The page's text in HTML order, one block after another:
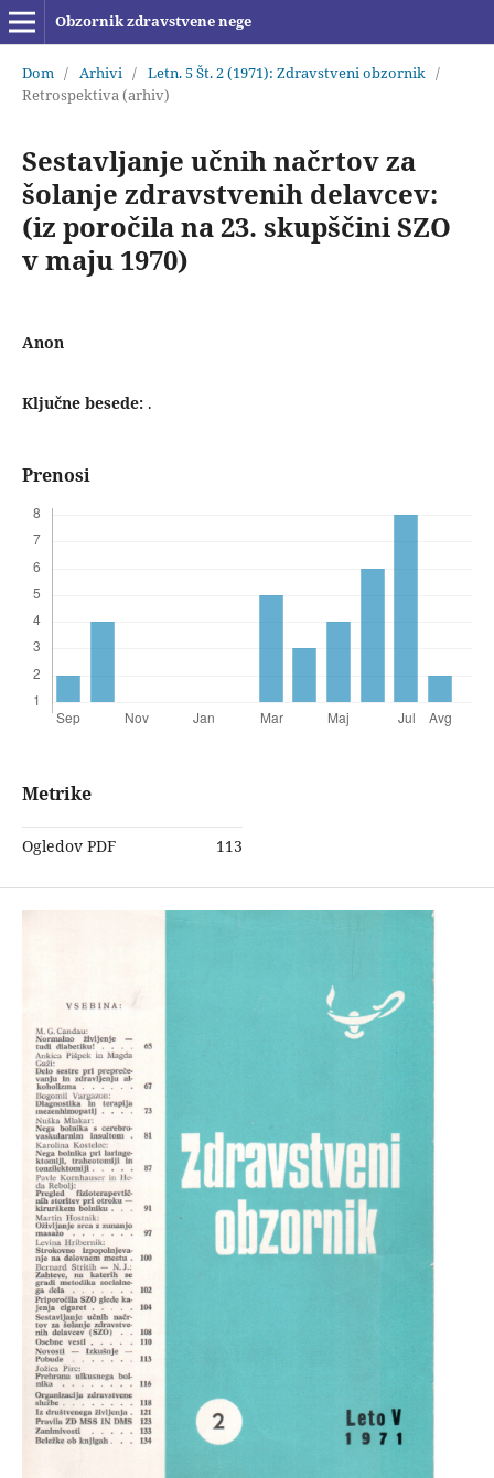
Obzornik zdravstvene nege
Dom / Arhivi / Letn. 5 Št. 2 (1971): Zdravstveni obzornik /
Retrospektiva (arhiv)
Sestavljanje učnih načrtov za
šolanje zdravstvenih delavcev:
(iz poročila na 23. skupščini SZO
v maju 1970)
Anon
Ključne besede: .
Prenosi
Metrike
Ogledov PDF 113